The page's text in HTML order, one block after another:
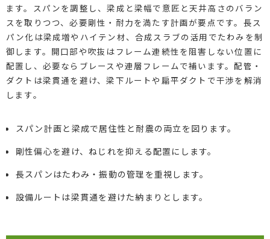
ます。スパンを調整し、梁成と梁幅で意匠と天井高さのバラン
スを取りつつ、必要剛性・耐力を満たす計画が要点です。長ス
パン化は梁成増やハイテン材、合成スラブの活用でたわみを制
御します。開口部や吹抜はフレーム連続性を阻害しない位置に
配置し、必要ならブレースや連層フレームで補います。配管・
ダクトは梁貫通を避け、梁下ルートや扁平ダクトで干渉を解消
します。
スパン計画と梁成で居住性と耐震の両立を図ります。
剛性偏心を避け、ねじれを抑える配置にします。
長スパンはたわみ・振動の管理を重視します。
設備ルートは梁貫通を避けた納まりとします。